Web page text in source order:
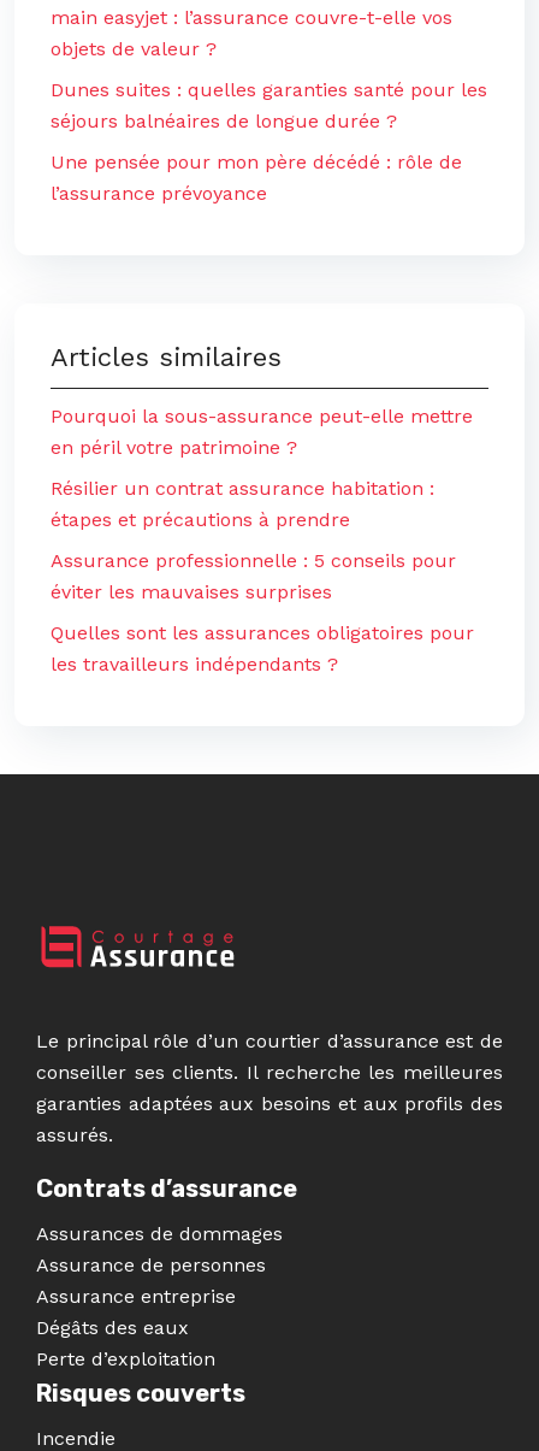
main easyjet : l’assurance couvre-t-elle vos
objets de valeur ?
Dunes suites : quelles garanties santé pour les
séjours balnéaires de longue durée ?
Une pensée pour mon père décédé : rôle de
l’assurance prévoyance
Articles similaires
Pourquoi la sous-assurance peut-elle mettre
en péril votre patrimoine ?
Résilier un contrat assurance habitation :
étapes et précautions à prendre
Assurance professionnelle : 5 conseils pour
éviter les mauvaises surprises
Quelles sont les assurances obligatoires pour
les travailleurs indépendants ?
Le principal rôle d’un courtier d’assurance est de
conseiller ses clients. Il recherche les meilleures
garanties adaptées aux besoins et aux profils des
assurés.
Contrats d’assurance
Assurances de dommages
Assurance de personnes
Assurance entreprise
Dégâts des eaux
Perte d’exploitation
Risques couverts
Incendie